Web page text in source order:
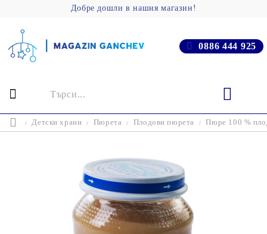
Добре дошли в нашия магазин!
0886 444 925
Детски храни Пюрета Плодови пюрета Пюре 100 %